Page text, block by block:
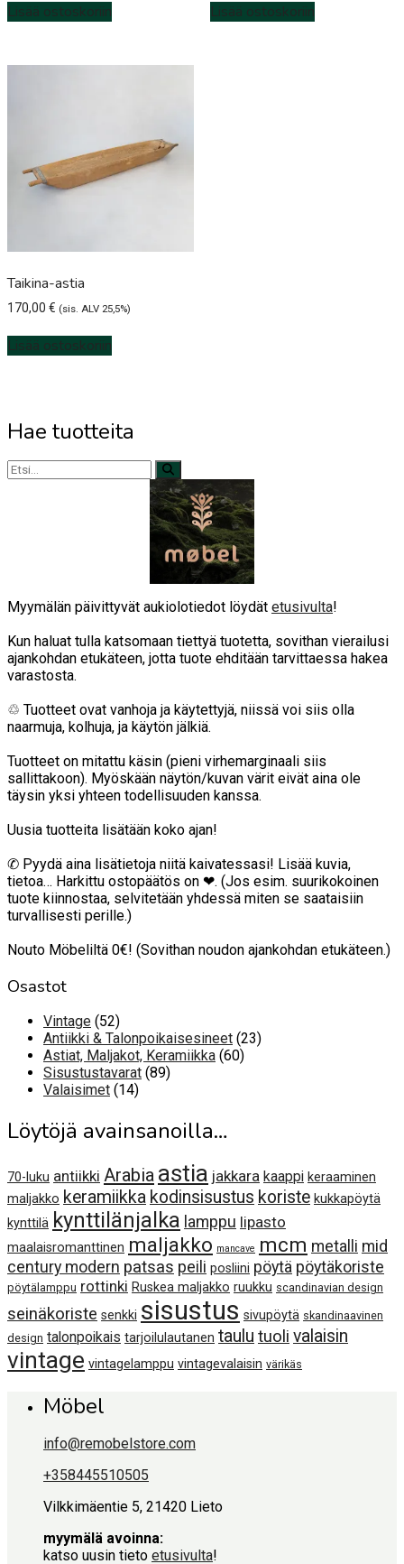
Lisää ostoskoriin Lisää ostoskoriin
Taikina-astia
170,00 € (sis. ALV 25,5%)
Lisää ostoskoriin
Hae tuotteita
Myymälän päivittyvät aukiolotiedot löydät etusivulta!
Kun haluat tulla katsomaan tiettyä tuotetta, sovithan vierailusi
ajankohdan etukäteen, jotta tuote ehditään tarvittaessa hakea
varastosta.
♲ Tuotteet ovat vanhoja ja käytettyjä, niissä voi siis olla
naarmuja, kolhuja, ja käytön jälkiä.
Tuotteet on mitattu käsin (pieni virhemarginaali siis
sallittakoon). Myöskään näytön/kuvan värit eivät aina ole
täysin yksi yhteen todellisuuden kanssa.
Uusia tuotteita lisätään koko ajan!
✆ Pyydä aina lisätietoja niitä kaivatessasi! Lisää kuvia,
tietoa… Harkittu ostopäätös on ❤. (Jos esim. suurikokoinen
tuote kiinnostaa, selvitetään yhdessä miten se saataisiin
turvallisesti perille.)
Nouto Möbeliltä 0€! (Sovithan noudon ajankohdan etukäteen.)
Osastot
Vintage 5252
tuotetta
Antiikki & Talonpoikaisesineet 2323
Astiat, Maljakot, Keramiikka 6060
Sisustustavarat 8989
Valaisimet 1414
Löytöjä avainsanoilla…
70-luku antiikki Arabia astia jakkara kaappi keraaminen
maljakko keramiikka kodinsisustus koriste kukkapöytä
kynttilä kynttilänjalka lamppu lipasto
maalaisromanttinen maljakko mancave mcm metalli mid
century modern patsas peili posliini pöytä pöytäkoriste
pöytälamppu rottinki Ruskea maljakko ruukku scandinavian design
seinäkoriste senkki sisustus sivupöytä skandinaavinen
design talonpoikais tarjoilulautanen taulu tuoli valaisin
vintage vintagelamppu vintagevalaisin värikäs
Möbel
info@remobelstore.com
+358445510505
Vilkkimäentie 5, 21420 Lieto
myymälä avoinna:
katso uusin tieto etusivulta!